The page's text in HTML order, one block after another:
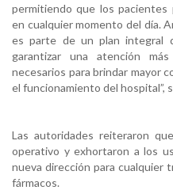
permitiendo que los pacientes
en cualquier momento del día.
es parte de un plan integral
garantizar una atención
necesarios para brindar mayor
el funcionamiento del hospital”,
Las autoridades reiteraron
operativo y exhortaron a los
nueva dirección para cualquier
fármacos.